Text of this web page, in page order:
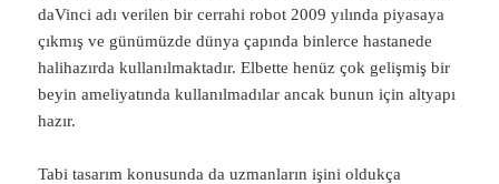
daVinci adı verilen bir cerrahi robot 2009 yılında piyasaya
çıkmış ve günümüzde dünya çapında binlerce hastanede
halihazırda kullanılmaktadır. Elbette henüz çok gelişmiş bir
beyin ameliyatında kullanılmadılar ancak bunun için altyapı
hazır.
Tabi tasarım konusunda da uzmanların işini oldukça